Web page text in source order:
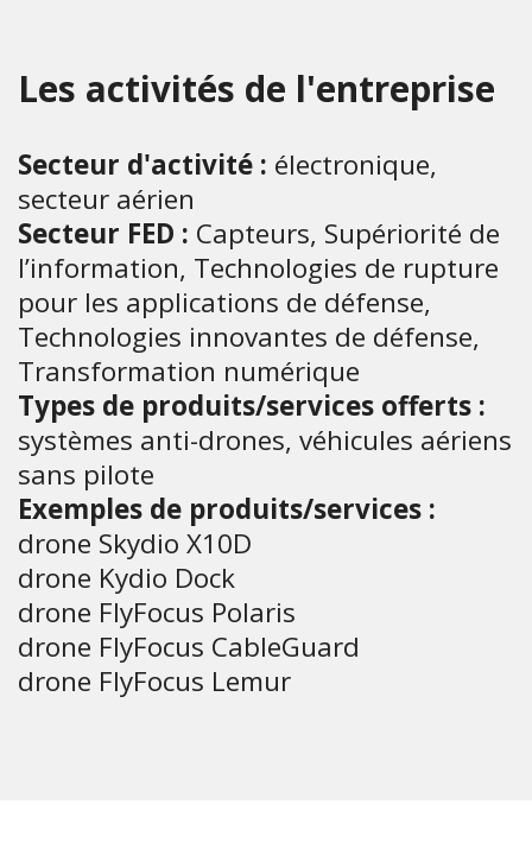
Les activités de l'entreprise
Secteur d'activité : électronique,
secteur aérien
Secteur FED : Capteurs, Supériorité de
l’information, Technologies de rupture
pour les applications de défense,
Technologies innovantes de défense,
Transformation numérique
Types de produits/services offerts :
systèmes anti-drones, véhicules aériens
sans pilote
Exemples de produits/services :
drone Skydio X10D
drone Kydio Dock
drone FlyFocus Polaris
drone FlyFocus CableGuard
drone FlyFocus Lemur